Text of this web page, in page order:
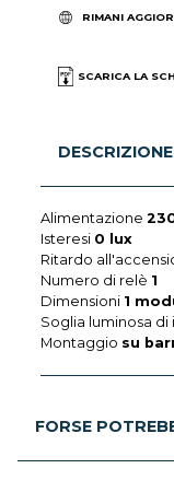
RIMANI
SCARICA LA
DESCRIZIONE
Alimentazione
Isteresi 0 lux
Ritardo
Numero di relè 1
Dimensioni 1
Soglia luminosa
Montaggio su
FORSE